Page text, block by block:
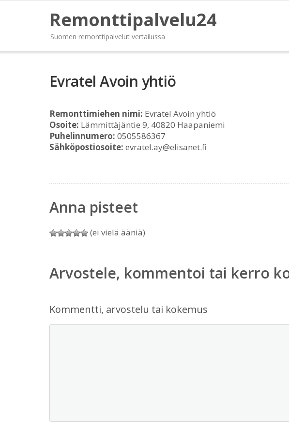
Remonttipalvelu24
Suomen remonttipalvelut vertailussa
Evratel Avoin yhtiö
Remonttimiehen nimi: Evratel Avoin yhtiö
Osoite: Lämmittäjäntie 9, 40820 Haapaniemi
Puhelinnumero: 0505586367
Sähköpostiosoite: evratel.ay@elisanet.fi
Anna pisteet
(ei vielä ääniä)
Arvostele, kommentoi tai kerro
Kommentti, arvostelu tai kokemus